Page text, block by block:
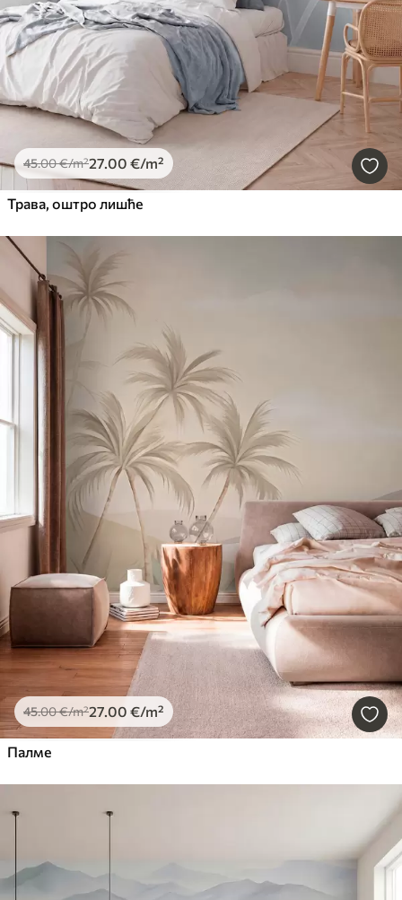
45.00€/m²27.00 €/m²
Трава, оштро лишће
45.00€/m²27.00 €/m²
Палме